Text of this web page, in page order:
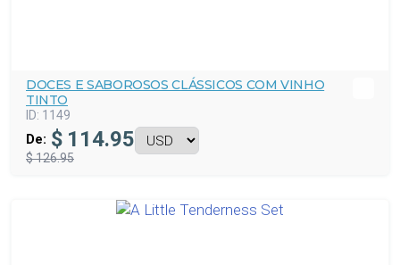
DOCES E SABOROSOS CLÁSSICOS COM VINHO
TINTO
ID: 1149
De: $ 114.95
$ 126.95